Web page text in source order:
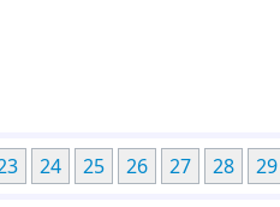
24 25 26 27 28 29